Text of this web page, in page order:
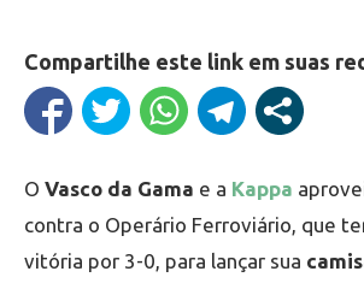
Compartilhe este link em suas
O Vasco da Gama e a Kappa
contra o Operário Ferroviário, que
vitória por 3-0, para lançar sua